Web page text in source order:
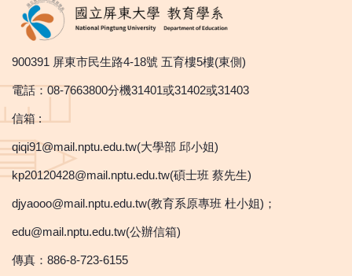
900391 屏東市民生路4-18號 五育樓5樓(東側)
電話：08-7663800分機31401或31402或31403
信箱 :
qiqi91@mail.nptu.edu.tw(大學部 邱小姐)
kp20120428@mail.nptu.edu.tw(碩士班 蔡先生)
djyaooo@mail.nptu.edu.tw(教育系原專班 杜小姐)；
edu@mail.nptu.edu.tw(公辦信箱)
傳真：886-8-723-6155